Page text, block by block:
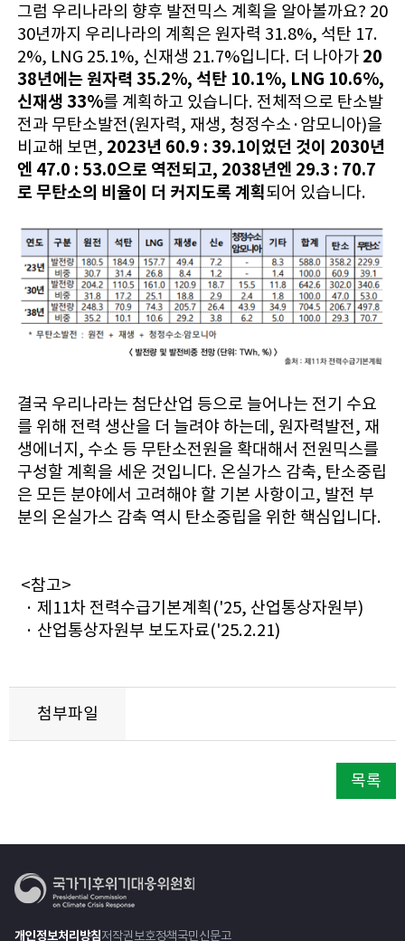
그럼 우리나라의 향후 발전믹스 계획을 알아볼까요? 20
30년까지 우리나라의 계획은 원자력 31.8%, 석탄 17.
2%, LNG 25.1%, 신재생 21.7%입니다. 더 나아가 20
38년에는 원자력 35.2%, 석탄 10.1%, LNG 10.6%,
신재생 33%를 계획하고 있습니다. 전체적으로 탄소발
전과 무탄소발전(원자력, 재생, 청정수소·암모니아)을
비교해 보면, 2023년 60.9 : 39.1이었던 것이 2030년
엔 47.0 : 53.0으로 역전되고, 2038년엔 29.3 : 70.7
로 무탄소의 비율이 더 커지도록 계획되어 있습니다.
결국 우리나라는 첨단산업 등으로 늘어나는 전기 수요
를 위해 전력 생산을 더 늘려야 하는데, 원자력발전, 재
생에너지, 수소 등 무탄소전원을 확대해서 전원믹스를
구성할 계획을 세운 것입니다. 온실가스 감축, 탄소중립
은 모든 분야에서 고려해야 할 기본 사항이고, 발전 부
분의 온실가스 감축 역시 탄소중립을 위한 핵심입니다.
<참고>
· 제11차 전력수급기본계획('25, 산업통상자원부)
· 산업통상자원부 보도자료('25.2.21)
첨부파일
목록
개인정보처리방침저작권보호정책국민신문고